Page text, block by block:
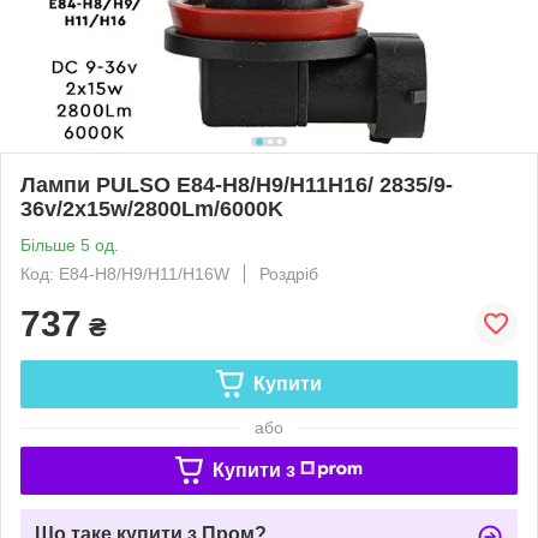
Лампи PULSO E84-H8/H9/H11H16/ 2835/9-
36v/2x15w/2800Lm/6000K
Більше 5 од.
Код: E84-H8/H9/H11/H16W
Роздріб
737 ₴
Купити
або
Купити з
Що таке купити з Пром?